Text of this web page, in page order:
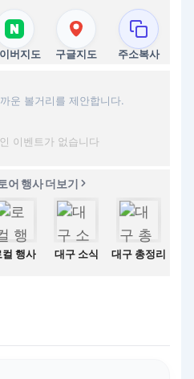
버지도 구글지도 주소복사
운 볼거리를 제안합니다.
이벤트가 없습니다
어 행사 더보기
컬 행사 대구 소식 대구 총정리